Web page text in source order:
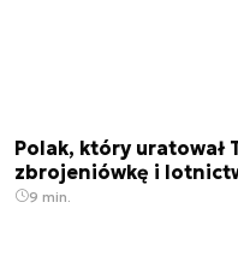
Polak, który uratował
zbrojeniówkę i
9 min.